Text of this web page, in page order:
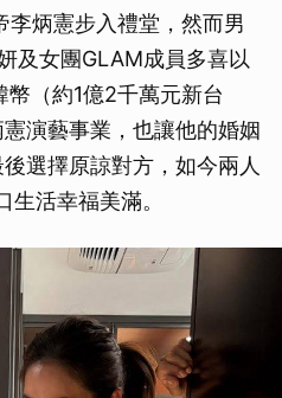
炳憲步入禮堂，然而男
及女團GLAM成員多喜以
（約1億2千萬元新台
演藝事業，也讓他的婚姻
選擇原諒對方，如今兩人
活幸福美滿。